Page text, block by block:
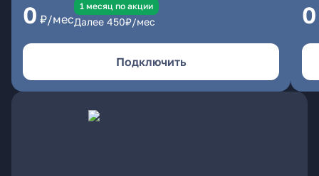
0 ₽/мес
1 месяц по акции
Далее 450₽/мес
Подключить
0